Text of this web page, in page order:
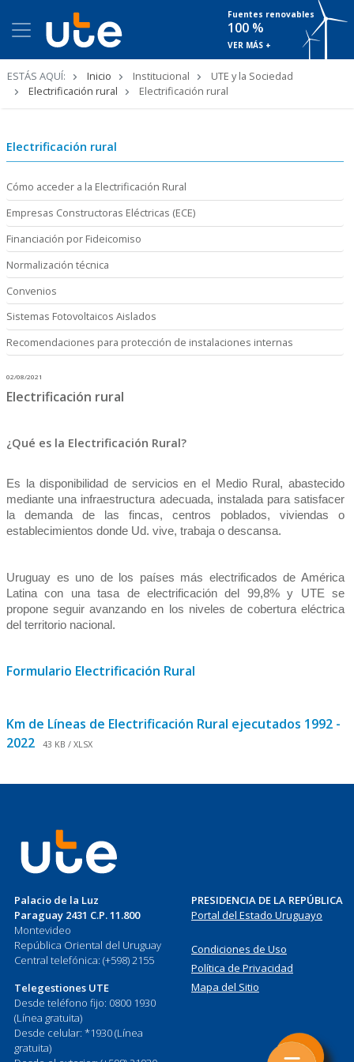
Fuentes renovables
100 %
VER MÁS +
ESTÁS AQUÍ: Inicio Institucional
UTE y la Sociedad
Electrificación rural
Electrificación rural
Electrificación rural
Cómo acceder a la Electrificación Rural
Empresas Constructoras Eléctricas (ECE)
Financiación por Fideicomiso
Normalización técnica
Convenios
Sistemas Fotovoltaicos Aislados
Recomendaciones para protección de instalaciones internas
02/08/2021
Electrificación rural
¿Qué es la Electrificación Rural?
Es la disponibilidad de servicios en el Medio Rural, abastecido
mediante una infraestructura adecuada, instalada para satisfacer
la demanda de las fincas, centros poblados, viviendas o
establecimientos donde Ud. vive, trabaja o descansa.
Uruguay es uno de los países más electrificados de América
Latina con una tasa de electrificación del 99,8% y UTE se
propone seguir avanzando en los niveles de cobertura eléctrica
del territorio nacional.
Formulario Electrificación Rural
Km de Líneas de Electrificación Rural ejecutados 1992 -
2022
43 KB / XLSX
Palacio de la Luz
Paraguay 2431 C.P. 11.800
Montevideo
República Oriental del Uruguay
Central telefónica: (+598) 2155
Telegestiones UTE
Desde teléfono fijo: 0800 1930
(Línea gratuita)
Desde celular: *1930 (Línea
gratuita)
PRESIDENCIA DE LA REPÚBLICA
Portal del Estado Uruguayo
Condiciones de Uso
Política de Privacidad
Mapa del Sitio